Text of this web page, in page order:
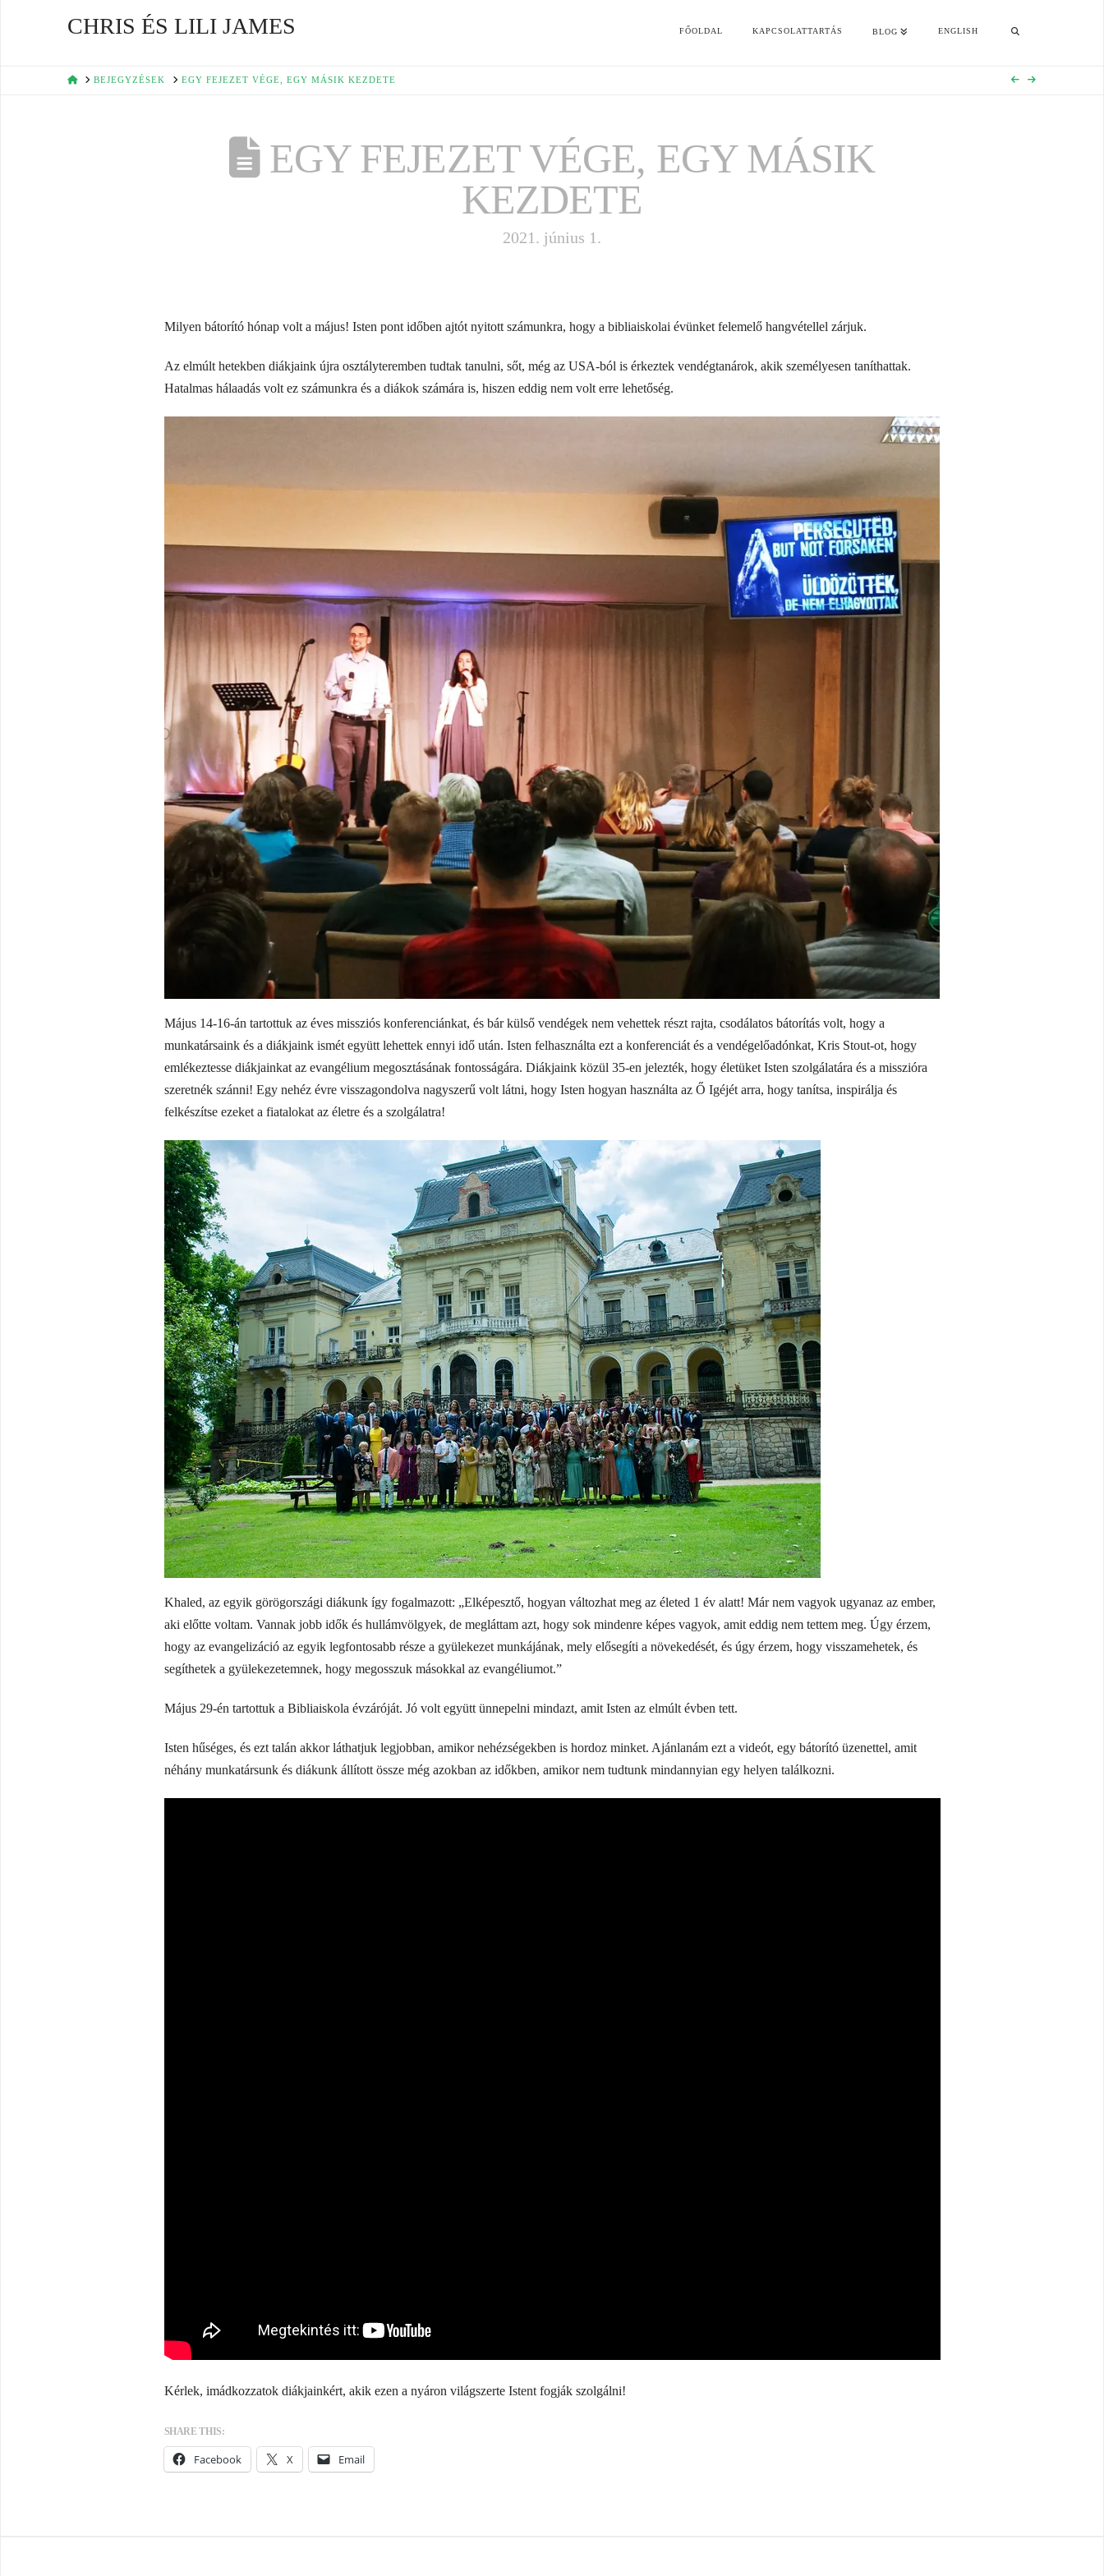
CHRIS ÉS LILI JAMES FŐOLDAL KAPCSOLATTARTÁS BLOG ENGLISH
HOMEBEJEGYZÉSEK EGY FEJEZET VÉGE, EGY MÁSIK KEZDETE
EGY FEJEZET VÉGE, EGY MÁSIK
KEZDETE
2021. június 1.
Milyen bátorító hónap volt a május! Isten pont időben ajtót nyitott számunkra, hogy a bibliaiskolai évünket felemelő hangvétellel zárjuk.
Az elmúlt hetekben diákjaink újra osztályteremben tudtak tanulni, sőt, még az USA-ból is érkeztek vendégtanárok, akik személyesen taníthattak.
Hatalmas hálaadás volt ez számunkra és a diákok számára is, hiszen eddig nem volt erre lehetőség.
Május 14-16-án tartottuk az éves missziós konferenciánkat, és bár külső vendégek nem vehettek részt rajta, csodálatos bátorítás volt, hogy a
munkatársaink és a diákjaink ismét együtt lehettek ennyi idő után. Isten felhasználta ezt a konferenciát és a vendégelőadónkat, Kris Stout-ot, hogy
emlékeztesse diákjainkat az evangélium megosztásának fontosságára. Diákjaink közül 35-en jelezték, hogy életüket Isten szolgálatára és a misszióra
szeretnék szánni! Egy nehéz évre visszagondolva nagyszerű volt látni, hogy Isten hogyan használta az Ő Igéjét arra, hogy tanítsa, inspirálja és
felkészítse ezeket a fiatalokat az életre és a szolgálatra!
Khaled, az egyik görögországi diákunk így fogalmazott: „Elképesztő, hogyan változhat meg az életed 1 év alatt! Már nem vagyok ugyanaz az ember,
aki előtte voltam. Vannak jobb idők és hullámvölgyek, de megláttam azt, hogy sok mindenre képes vagyok, amit eddig nem tettem meg. Úgy érzem,
hogy az evangelizáció az egyik legfontosabb része a gyülekezet munkájának, mely elősegíti a növekedését, és úgy érzem, hogy visszamehetek, és
segíthetek a gyülekezetemnek, hogy megosszuk másokkal az evangéliumot.”
Május 29-én tartottuk a Bibliaiskola évzáróját. Jó volt együtt ünnepelni mindazt, amit Isten az elmúlt évben tett.
Isten hűséges, és ezt talán akkor láthatjuk legjobban, amikor nehézségekben is hordoz minket. Ajánlanám ezt a videót, egy bátorító üzenettel, amit
néhány munkatársunk és diákunk állított össze még azokban az időkben, amikor nem tudtunk mindannyian egy helyen találkozni.
Kérlek, imádkozzatok diákjainkért, akik ezen a nyáron világszerte Istent fogják szolgálni!
SHARE THIS:
Facebook X Email